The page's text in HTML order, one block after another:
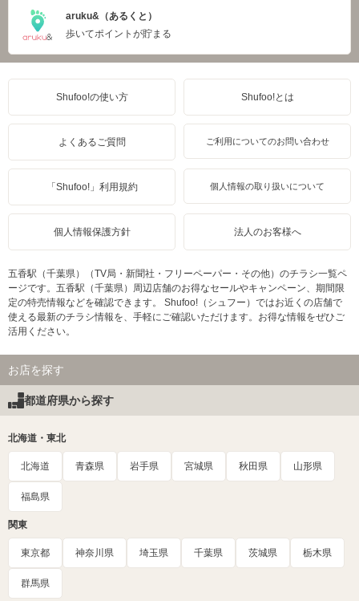
aruku&（あるくと）
歩いてポイントが貯まる
Shufoo!の使い方 Shufoo!とは
よくあるご質問 ご利用についてのお問い合わせ
「Shufoo!」利用規約 個人情報の取り扱いについて
個人情報保護方針 法人のお客様へ
五香駅（千葉県）（TV局・新聞社・フリーペーパー・その他）のチラシ一覧ペ
ージです。五香駅（千葉県）周辺店舗のお得なセールやキャンペーン、期間限
定の特売情報などを確認できます。 Shufoo!（シュフー）ではお近くの店舗で
使える最新のチラシ情報を、手軽にご確認いただけます。お得な情報をぜひご
活用ください。
お店を探す
都道府県から探す
北海道・東北
北海道 青森県 岩手県 宮城県 秋田県 山形県
福島県
関東
東京都 神奈川県 埼玉県 千葉県 茨城県 栃木県
群馬県